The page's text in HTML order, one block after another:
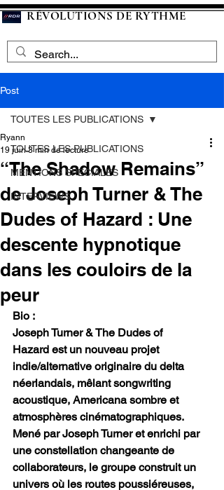
RÉVOLUTIONS DE RYTHME
Post
TOUTES LES PUBLICATIONS
MENTIONS SPECIALES
INTERVIEWS
TOUTES LES PUBLICATIONS
“The Shadow Remains”
de Joseph Turner & The
Dudes of Hazard : Une
descente hypnotique
dans les couloirs de la
peur
Ryann
19 juin 3 min de lecture
Bio :
Joseph Turner & The Dudes of
Hazard est un nouveau projet
indie/alternative originaire du delta
néerlandais, mêlant songwriting
acoustique, Americana sombre et
atmosphères cinématographiques.
Mené par Joseph Turner et enrichi par
une constellation changeante de
collaborateurs, le groupe construit un
univers où les routes poussiéreuses,